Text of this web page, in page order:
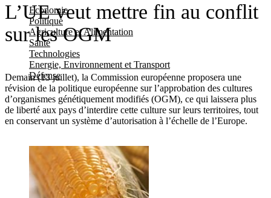
Economie
Politique
Agriculture et Alimentation
Santé
Technologies
Energie, Environnement et Transport
Défense
L’UE veut mettre fin au conflit
sur les OGM
Demain (13 juillet), la Commission européenne proposera une
révision de la politique européenne sur l’approbation des cultures
d’organismes génétiquement modifiés (OGM), ce qui laissera plus
de liberté aux pays d’interdire cette culture sur leurs territoires, tout
en conservant un système d’autorisation à l’échelle de l’Europe.